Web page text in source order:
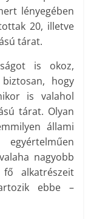
lényegében
20, illetve
tárat.
is okoz,
hogy
is valahol
tárat. Olyan
állami
nagyobb
alkatrészeit
ebbe –